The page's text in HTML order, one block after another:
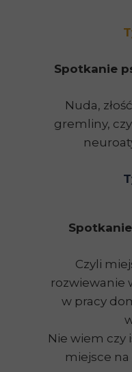
Nuda,
gremliny,
Spotkanie
Czyli
rozwiewanie
w pracy
Nie wiem czy
miejsce na